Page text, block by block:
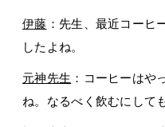
伊藤 ：先生、最近コーヒ
したよね。
元神先生 ：コーヒーはや
ね。なるべく飲むにして